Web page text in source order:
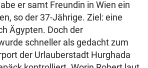
er samt Freundin in Wien ein
so der 37-Jährige. Ziel: eine
Ägypten. Doch der
schneller als gedacht zum
der Urlauberstadt Hurghada